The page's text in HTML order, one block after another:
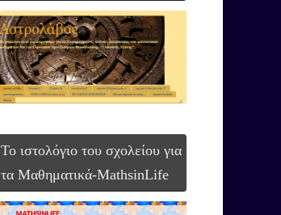
To ιστολόγιο του σχολείου για
τα Μαθηματικά-MathsinLife